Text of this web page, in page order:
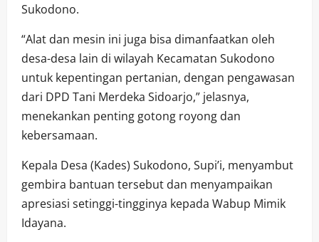
Sukodono.
“Alat dan mesin ini juga bisa dimanfaatkan oleh
desa-desa lain di wilayah Kecamatan Sukodono
untuk kepentingan pertanian, dengan pengawasan
dari DPD Tani Merdeka Sidoarjo,” jelasnya,
menekankan penting gotong royong dan
kebersamaan.
Kepala Desa (Kades) Sukodono, Supi’i, menyambut
gembira bantuan tersebut dan menyampaikan
apresiasi setinggi-tingginya kepada Wabup Mimik
Idayana.